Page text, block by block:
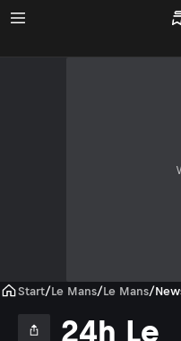
Start/Le Mans/Le Mans/
24h Le